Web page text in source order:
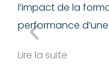
l’impact de la
performance
Lire la suite